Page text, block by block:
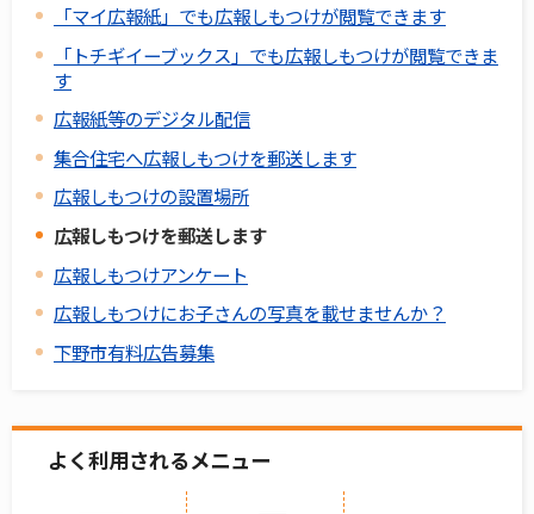
「マイ広報紙」でも広報しもつけが閲覧できます
「トチギイーブックス」でも広報しもつけが閲覧できま
す
広報紙等のデジタル配信
集合住宅へ広報しもつけを郵送します
広報しもつけの設置場所
広報しもつけを郵送します
広報しもつけアンケート
広報しもつけにお子さんの写真を載せませんか？
下野市有料広告募集
よく利用されるメニュー